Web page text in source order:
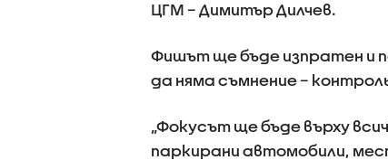
ЦГМ – Димитър Дилчев.
Фишът ще бъде изпратен и
да няма съмнение –
„Фокусът ще бъде върху
паркирани автомобили,